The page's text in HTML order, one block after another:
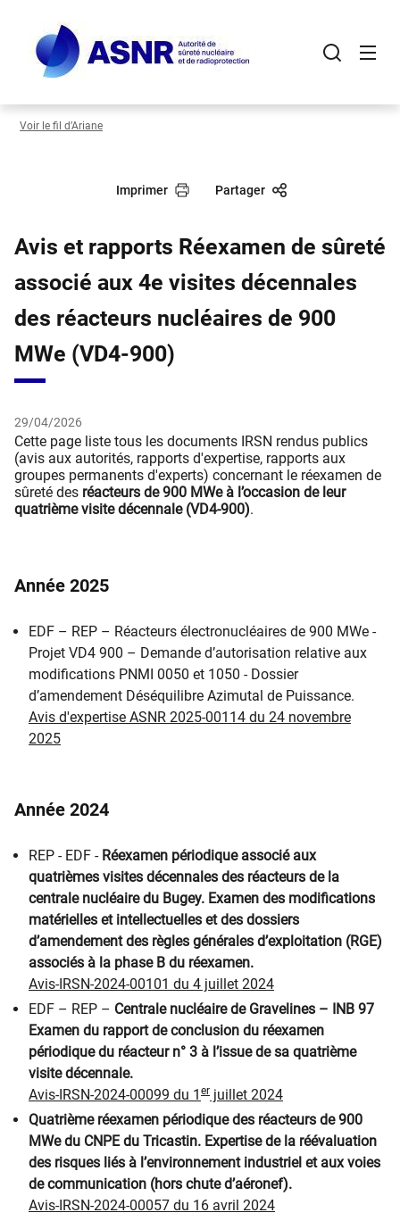
contenu
principal
Voir le fil d’Ariane
Imprimer Partager
Avis et rapports Réexamen de sûreté
associé aux 4e visites décennales
des réacteurs nucléaires de 900
MWe (VD4-900)
29/04/2026
Cette page liste tous les documents IRSN rendus publics
(avis aux autorités, rapports d'expertise, rapports aux
groupes permanents d'experts) concernant le réexamen de
sûreté des réacteurs de 900 MWe à l’occasion de leur
quatrième visite décennale (VD4-900).
Année 2025
EDF – REP – Réacteurs électronucléaires de 900 MWe -
Projet VD4 900 – Demande d’autorisation relative aux
modifications PNMI 0050 et 1050 - Dossier
d’amendement Déséquilibre Azimutal de Puissance.
Avis d'expertise ASNR 2025-00114 du 24 novembre
2025
Année 2024
REP - EDF - Réexamen périodique associé aux
quatrièmes visites décennales des réacteurs de la
centrale nucléaire du Bugey. Examen des modifications
matérielles et intellectuelles et des dossiers
d’amendement des règles générales d’exploitation (RGE)
associés à la phase B du réexamen.
Avis-IRSN-2024-00101 du 4 juillet 2024
EDF – REP – Centrale nucléaire de Gravelines – INB 97
Examen du rapport de conclusion du réexamen
périodique du réacteur n° 3 à l’issue de sa quatrième
visite décennale.
Avis-IRSN-2024-00099 du 1 er juillet 2024
Quatrième réexamen périodique des réacteurs de 900
MWe du CNPE du Tricastin. Expertise de la réévaluation
des risques liés à l’environnement industriel et aux voies
de communication (hors chute d’aéronef).
Avis-IRSN-2024-00057 du 16 avril 2024